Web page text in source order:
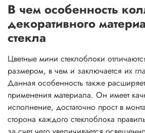
В чем особенность
декоративного
стекла
Цветные мини стеклоблоки
размером, в чем и заключается их
Данная особенность также
применения материала. Он имеет
исполнение, достаточно прост в
сторона каждого стеклоблока